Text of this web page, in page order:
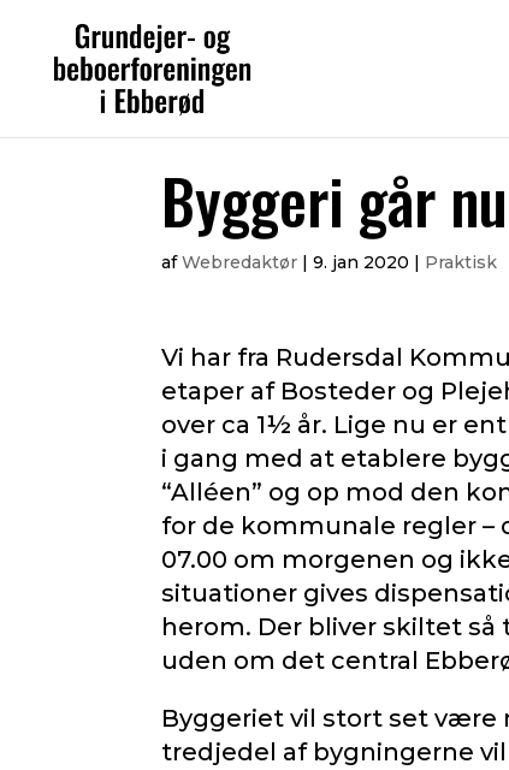
Byggeri går
afWebredaktør |9. jan 2020 | Praktisk
Vi har fra Rudersdal
etaper af Bosteder og
over ca 1½ år. Lige nu er
i gang med at etablere
“Alléen” og op mod den
for de kommunale regler –
07.00 om morgenen og
situationer gives
herom. Der bliver skiltet så
uden om det central
Byggeriet vil stort set være
tredjedel af bygningerne